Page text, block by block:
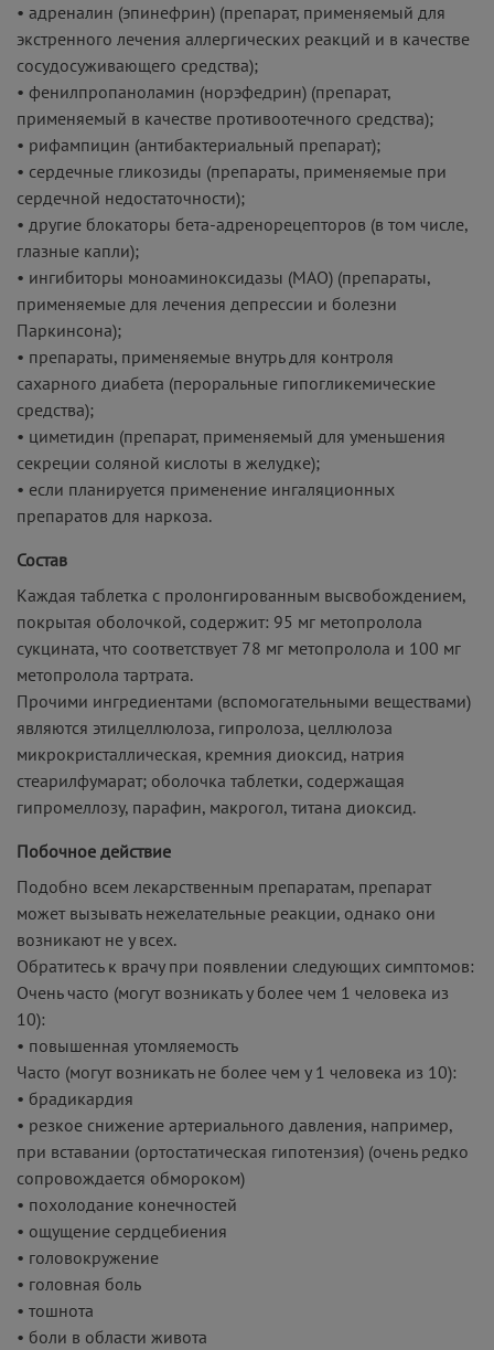
• адреналин (эпинефрин) (препарат, применяемый для
экстренного лечения аллергических реакций и в качестве
сосудосуживающего средства);
• фенилпропаноламин (норэфедрин) (препарат,
применяемый в качестве противоотечного средства);
• рифампицин (антибактериальный препарат);
• сердечные гликозиды (препараты, применяемые при
сердечной недостаточности);
• другие блокаторы бета-адренорецепторов (в том числе,
глазные капли);
• ингибиторы моноаминоксидазы (МАО) (препараты,
применяемые для лечения депрессии и болезни
Паркинсона);
• препараты, применяемые внутрь для контроля
сахарного диабета (пероральные гипогликемические
средства);
• циметидин (препарат, применяемый для уменьшения
секреции соляной кислоты в желудке);
• если планируется применение ингаляционных
препаратов для наркоза.
Состав
Каждая таблетка с пролонгированным высвобождением,
покрытая оболочкой, содержит: 95 мг метопролола
сукцината, что соответствует 78 мг метопролола и 100 мг
метопролола тартрата.
Прочими ингредиентами (вспомогательными веществами)
являются этилцеллюлоза, гипролоза, целлюлоза
микрокристаллическая, кремния диоксид, натрия
стеарилфумарат; оболочка таблетки, содержащая
гипромеллозу, парафин, макрогол, титана диоксид.
Побочное действие
Подобно всем лекарственным препаратам, препарат
может вызывать нежелательные реакции, однако они
возникают не у всех.
Обратитесь к врачу при появлении следующих симптомов:
Очень часто (могут возникать у более чем 1 человека из
10):
• повышенная утомляемость
Часто (могут возникать не более чем у 1 человека из 10):
• брадикардия
• резкое снижение артериального давления, например,
при вставании (ортостатическая гипотензия) (очень редко
сопровождается обмороком)
• похолодание конечностей
• ощущение сердцебиения
• головокружение
• головная боль
• тошнота
• боли в области живота